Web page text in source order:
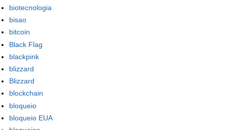
biotecnologia
bisao
bitcoin
Black Flag
blackpink
blizzard
Blizzard
blockchain
bloqueio
bloqueio EUA